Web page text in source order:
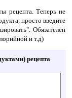
рецепта. Теперь не
просто введите
Обязателен
и т.д)
рецепта